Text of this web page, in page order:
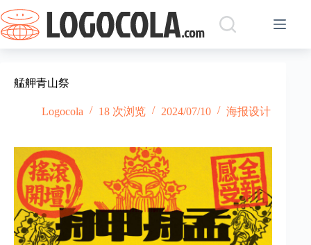
过
内
容
艋舺青山祭
Logocola 18 次浏览 2024/07/10 海报设计